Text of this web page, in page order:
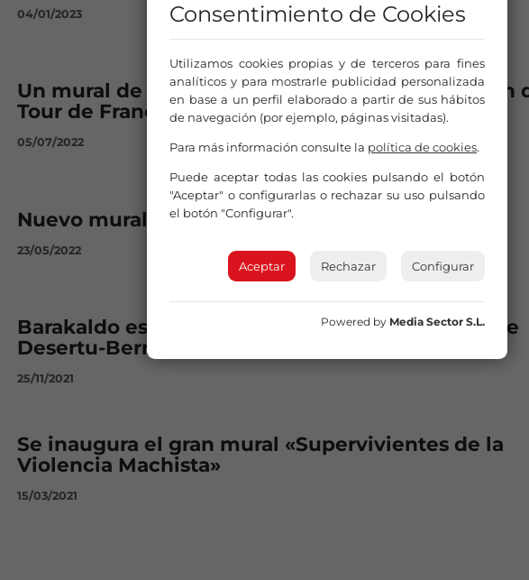
04/01/2023
Un mural de 54 metros en Bilbao con la emoción
Tour de Francia
05/07/2022
Nuevo mural por el centenario de la BOS
23/05/2022
Barakaldo estrena su mural contra la violencia de
Desertu-Berria
25/11/2021
Se inaugura el gran mural «Supervivientes de la
Violencia Machista»
15/03/2021
Consentimiento de Cookies
Utilizamos cookies propias y de terceros para fines
analíticos y para mostrarle publicidad personalizada
en base a un perfil elaborado a partir de sus hábitos
de navegación (por ejemplo, páginas visitadas).
Para más información consulte la política de cookies.
Puede aceptar todas las cookies pulsando el botón
"Aceptar" o configurarlas o rechazar su uso pulsando
el botón "Configurar".
Aceptar Rechazar Configurar
Powered by Media Sector S.L.